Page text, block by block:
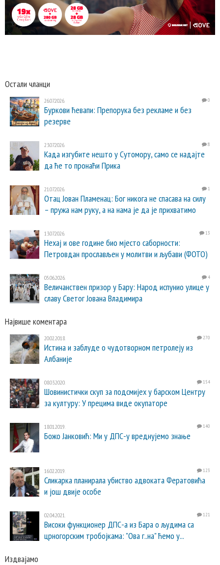
Остали чланци
26.07.2026. 0
Буркови ћевапи: Препорука без рекламе и без
резерве
23.07.2026. 8
Када изгубите нешто у Сутомору, само се надајте
да ће то пронаћи Прика
21.07.2026. 1
Отац Јован Пламенац: Бог никога не спасава на силу
– пружа нам руку, а на нама је да је прихватимо
13.07.2026. 13
Нехај и ове године био мјесто саборности:
Петровдан прослављен у молитви и љубави (ФОТО)
05.06.2026. 4
Величанствен призор у Бару: Народ испунио улице у
славу Светог Јована Владимира
Највише коментара
20.02.2018. 270
Истина и заблуде о чудотворном петролеју из
Албаније
08.03.2020. 154
Шовинистички скуп за подсмијех у барском Центру
за културу: У прецима виде окупаторе
18.01.2019. 140
Божо Јанковић: Ми у ДПС-у вреднујемо знање
16.02.2019. 123
Сликарка планирала убиство адвоката Фератовића
и још двије особе
02.04.2021. 121
Високи функционер ДПС-а из Бара о људима са
црногорским тробојкама: "Ова г..на" ћемо у...
Издвајамо